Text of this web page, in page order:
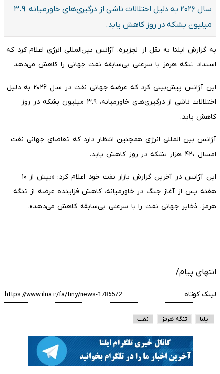
سال ۲۰۲۶ به دلیل اختلالات ناشی از درگیری‌های خاورمیانه، ۳.۹
میلیون بشکه در روز کاهش یابد.
به گزارش ایلنا به نقل از الجزیره، آژانس بین‌المللی انرژی اعلام کرد که
اسنداد تنگه هرمز با سرعتی بی‌سابقه نفت جهانی را کاهش می‌دهد
این آژانس پیش‌بینی کرد که عرضه جهانی نفت در سال ۲۰۲۶ به دلیل
اختلالات ناشی از درگیری‌های خاورمیانه، ۳.۹ میلیون بشکه در روز
کاهش یابد.
آژانس بین المللی انرژی همچنین انتظار دارد که تقاضای جهانی نفت
امسال ۴۲۰ هزار بشکه در روز کاهش یابد.
این آژانس در آخرین گزارش بازار نفت خود اعلام کرد: «بیش از ۱۰
هفته پس از آغاز جنگ در خاورمیانه، کاهش فزاینده عرضه از تنگه
هرمز، ذخایر جهانی نفت را با سرعتی بی‌سابقه کاهش می‌دهد».
انتهای پیام/
لینک کوتاه
ایلنا تنگه هرمز نفت